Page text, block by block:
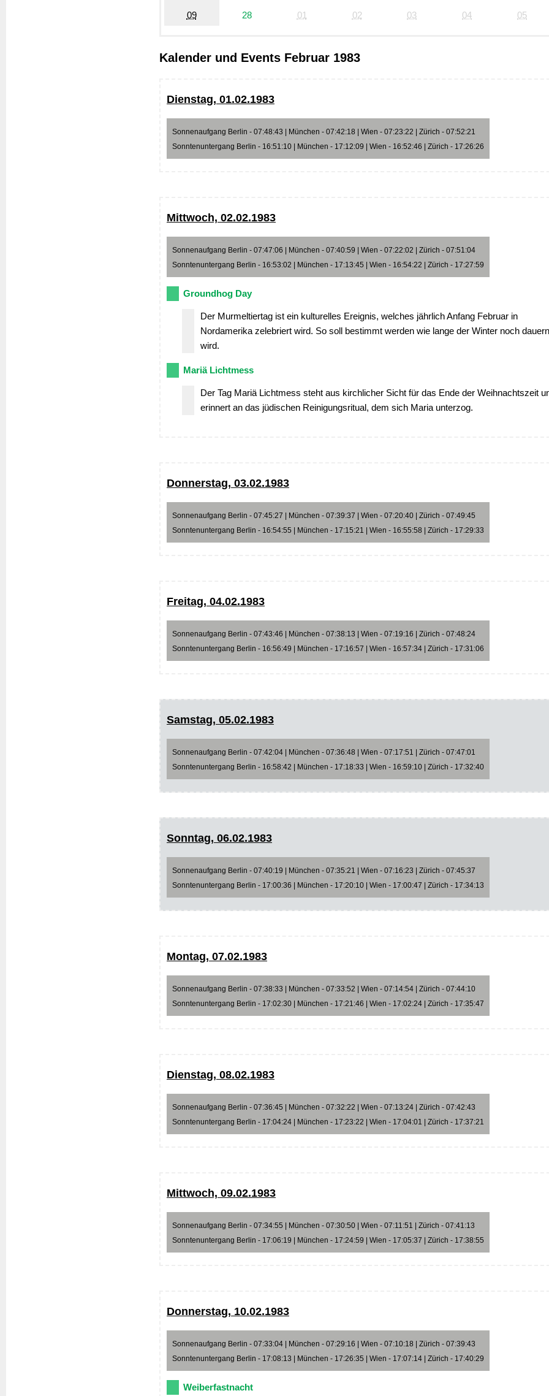
09
28 01 02 03 04 05
Kalender und Events Februar 1983
Dienstag, 01.02.1983
Sonnenaufgang Berlin - 07:48:43 | München - 07:42:18 | Wien - 07:23:22 | Zürich - 07:52:21
Sonntenuntergang Berlin - 16:51:10 | München - 17:12:09 | Wien - 16:52:46 | Zürich - 17:26:26
Mittwoch, 02.02.1983
Sonnenaufgang Berlin - 07:47:06 | München - 07:40:59 | Wien - 07:22:02 | Zürich - 07:51:04
Sonntenuntergang Berlin - 16:53:02 | München - 17:13:45 | Wien - 16:54:22 | Zürich - 17:27:59
Groundhog Day
Der Murmeltiertag ist ein kulturelles Ereignis, welches jährlich Anfang Februar in
Nordamerika zelebriert wird. So soll bestimmt werden wie lange der Winter noch dauern
wird.
Mariä Lichtmess
Der Tag Mariä Lichtmess steht aus kirchlicher Sicht für das Ende der Weihnachtszeit
erinnert an das jüdischen Reinigungsritual, dem sich Maria unterzog.
Donnerstag, 03.02.1983
Sonnenaufgang Berlin - 07:45:27 | München - 07:39:37 | Wien - 07:20:40 | Zürich - 07:49:45
Sonntenuntergang Berlin - 16:54:55 | München - 17:15:21 | Wien - 16:55:58 | Zürich - 17:29:33
Freitag, 04.02.1983
Sonnenaufgang Berlin - 07:43:46 | München - 07:38:13 | Wien - 07:19:16 | Zürich - 07:48:24
Sonntenuntergang Berlin - 16:56:49 | München - 17:16:57 | Wien - 16:57:34 | Zürich - 17:31:06
Samstag, 05.02.1983
Sonnenaufgang Berlin - 07:42:04 | München - 07:36:48 | Wien - 07:17:51 | Zürich - 07:47:01
Sonntenuntergang Berlin - 16:58:42 | München - 17:18:33 | Wien - 16:59:10 | Zürich - 17:32:40
Sonntag, 06.02.1983
Sonnenaufgang Berlin - 07:40:19 | München - 07:35:21 | Wien - 07:16:23 | Zürich - 07:45:37
Sonntenuntergang Berlin - 17:00:36 | München - 17:20:10 | Wien - 17:00:47 | Zürich - 17:34:13
Montag, 07.02.1983
Sonnenaufgang Berlin - 07:38:33 | München - 07:33:52 | Wien - 07:14:54 | Zürich - 07:44:10
Sonntenuntergang Berlin - 17:02:30 | München - 17:21:46 | Wien - 17:02:24 | Zürich - 17:35:47
Dienstag, 08.02.1983
Sonnenaufgang Berlin - 07:36:45 | München - 07:32:22 | Wien - 07:13:24 | Zürich - 07:42:43
Sonntenuntergang Berlin - 17:04:24 | München - 17:23:22 | Wien - 17:04:01 | Zürich - 17:37:21
Mittwoch, 09.02.1983
Sonnenaufgang Berlin - 07:34:55 | München - 07:30:50 | Wien - 07:11:51 | Zürich - 07:41:13
Sonntenuntergang Berlin - 17:06:19 | München - 17:24:59 | Wien - 17:05:37 | Zürich - 17:38:55
Donnerstag, 10.02.1983
Sonnenaufgang Berlin - 07:33:04 | München - 07:29:16 | Wien - 07:10:18 | Zürich - 07:39:43
Sonntenuntergang Berlin - 17:08:13 | München - 17:26:35 | Wien - 17:07:14 | Zürich - 17:40:29
Weiberfastnacht